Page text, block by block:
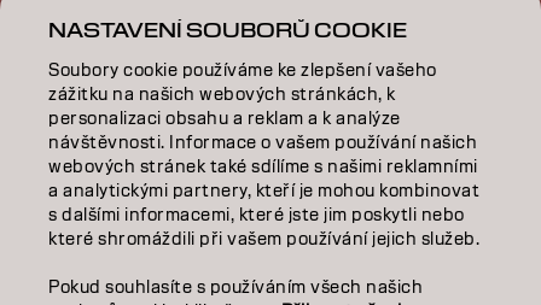
INSPIRACE
VZDĚLÁVÁNÍ
O NÁS
SALON FINDER
STAŇTE SE PARTNEREM
KONTAKTUJTE NÁS
NASTAVENÍ SOUBORŮ COOKIE
Soubory cookie používáme ke zlepšení vašeho
zážitku na našich webových stránkách, k
personalizaci obsahu a reklam a k analýze
návštěvnosti. Informace o vašem používání našich
webových stránek také sdílíme s našimi reklamními
a analytickými partnery, kteří je mohou kombinovat
s dalšími informacemi, které jste jim poskytli nebo
které shromáždili při vašem používání jejich služeb.
Pokud souhlasíte s používáním všech našich